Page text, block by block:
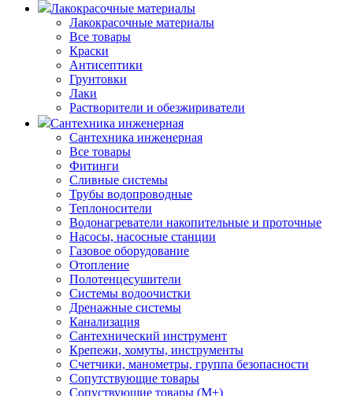
Лакокрасочные материалы
Лакокрасочные материалы
Все товары
Краски
Антисептики
Грунтовки
Лаки
Растворители и обезжириватели
Сантехника инженерная
Сантехника инженерная
Все товары
Фитинги
Сливные системы
Трубы водопроводные
Теплоносители
Водонагреватели накопительные и проточные
Насосы, насосные станции
Газовое оборудование
Отопление
Полотенцесушители
Системы водоочистки
Дренажные системы
Канализация
Сантехнический инструмент
Крепежи, хомуты, инструменты
Счетчики, манометры, группа безопасности
Сопутствующие товары
Сопуствующие товары (М+)